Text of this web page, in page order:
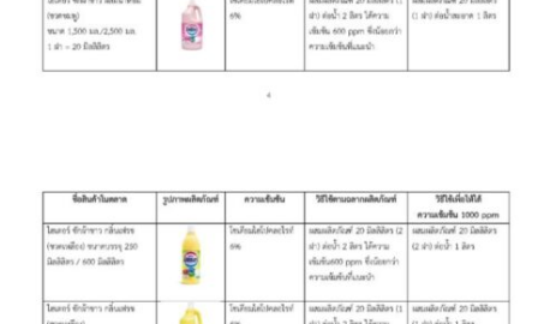
ปัวแฮปปี้รีสอร์ท
ปางชมภูโฮมสเตย์
ภูรีสอร์ท